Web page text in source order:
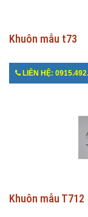
Khuôn mẫu t73
LIÊN HỆ:
Khuôn mẫu T712